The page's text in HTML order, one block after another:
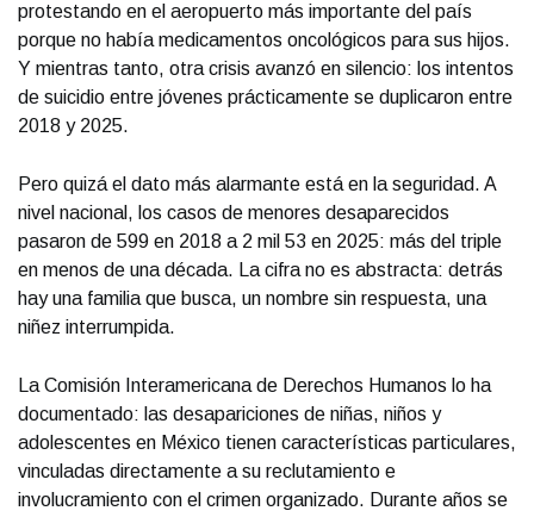
protestando en el aeropuerto más importante del país
porque no había medicamentos oncológicos para sus hijos.
Y mientras tanto, otra crisis avanzó en silencio: los intentos
de suicidio entre jóvenes prácticamente se duplicaron entre
2018 y 2025.
Pero quizá el dato más alarmante está en la seguridad. A
nivel nacional, los casos de menores desaparecidos
pasaron de 599 en 2018 a 2 mil 53 en 2025: más del triple
en menos de una década. La cifra no es abstracta: detrás
hay una familia que busca, un nombre sin respuesta, una
niñez interrumpida.
La Comisión Interamericana de Derechos Humanos lo ha
documentado: las desapariciones de niñas, niños y
adolescentes en México tienen características particulares,
vinculadas directamente a su reclutamiento e
involucramiento con el crimen organizado. Durante años se